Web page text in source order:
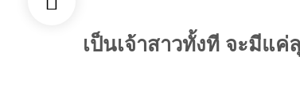
เป็นเจ้าสาวทั้งที จะมีแ